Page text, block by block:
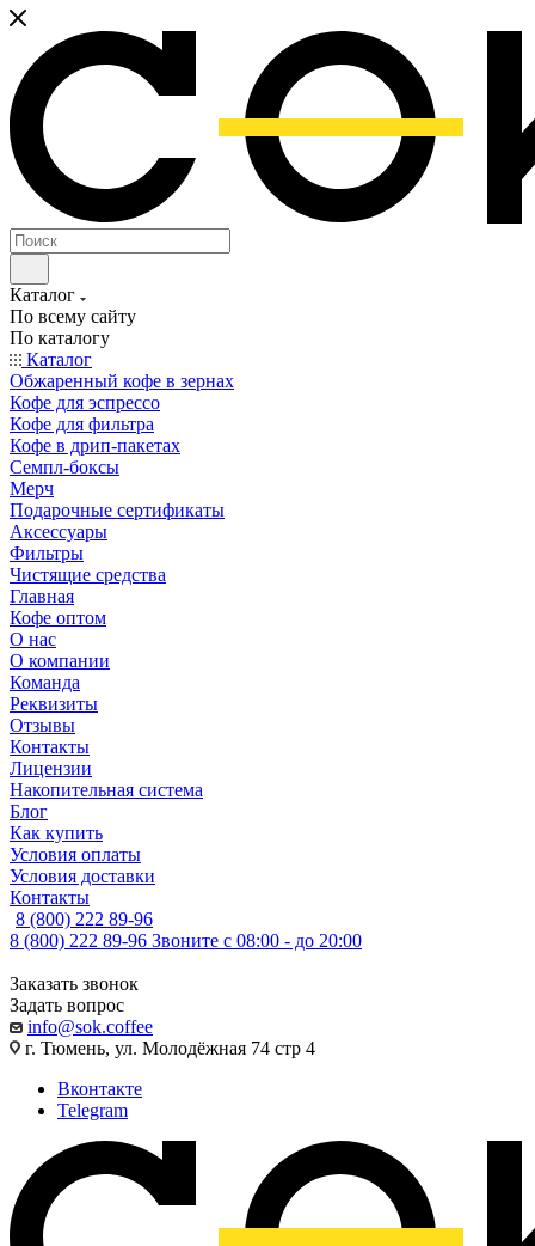
Каталог
По всему сайту
По каталогу
Каталог
Обжаренный кофе в зернах
Кофе для эспрессо
Кофе для фильтра
Кофе в дрип-пакетах
Семпл-боксы
Мерч
Подарочные сертификаты
Аксессуары
Фильтры
Чистящие средства
Главная
Кофе оптом
О нас
О компании
Команда
Реквизиты
Отзывы
Контакты
Лицензии
Накопительная система
Блог
Как купить
Условия оплаты
Условия доставки
Контакты
8 (800) 222 89-96
8 (800) 222 89-96 Звоните с 08:00 - до 20:00
Заказать звонок
Задать вопрос
info@sok.coffee
г. Тюмень, ул. Молодёжная 74 стр 4
Вконтакте
Telegram